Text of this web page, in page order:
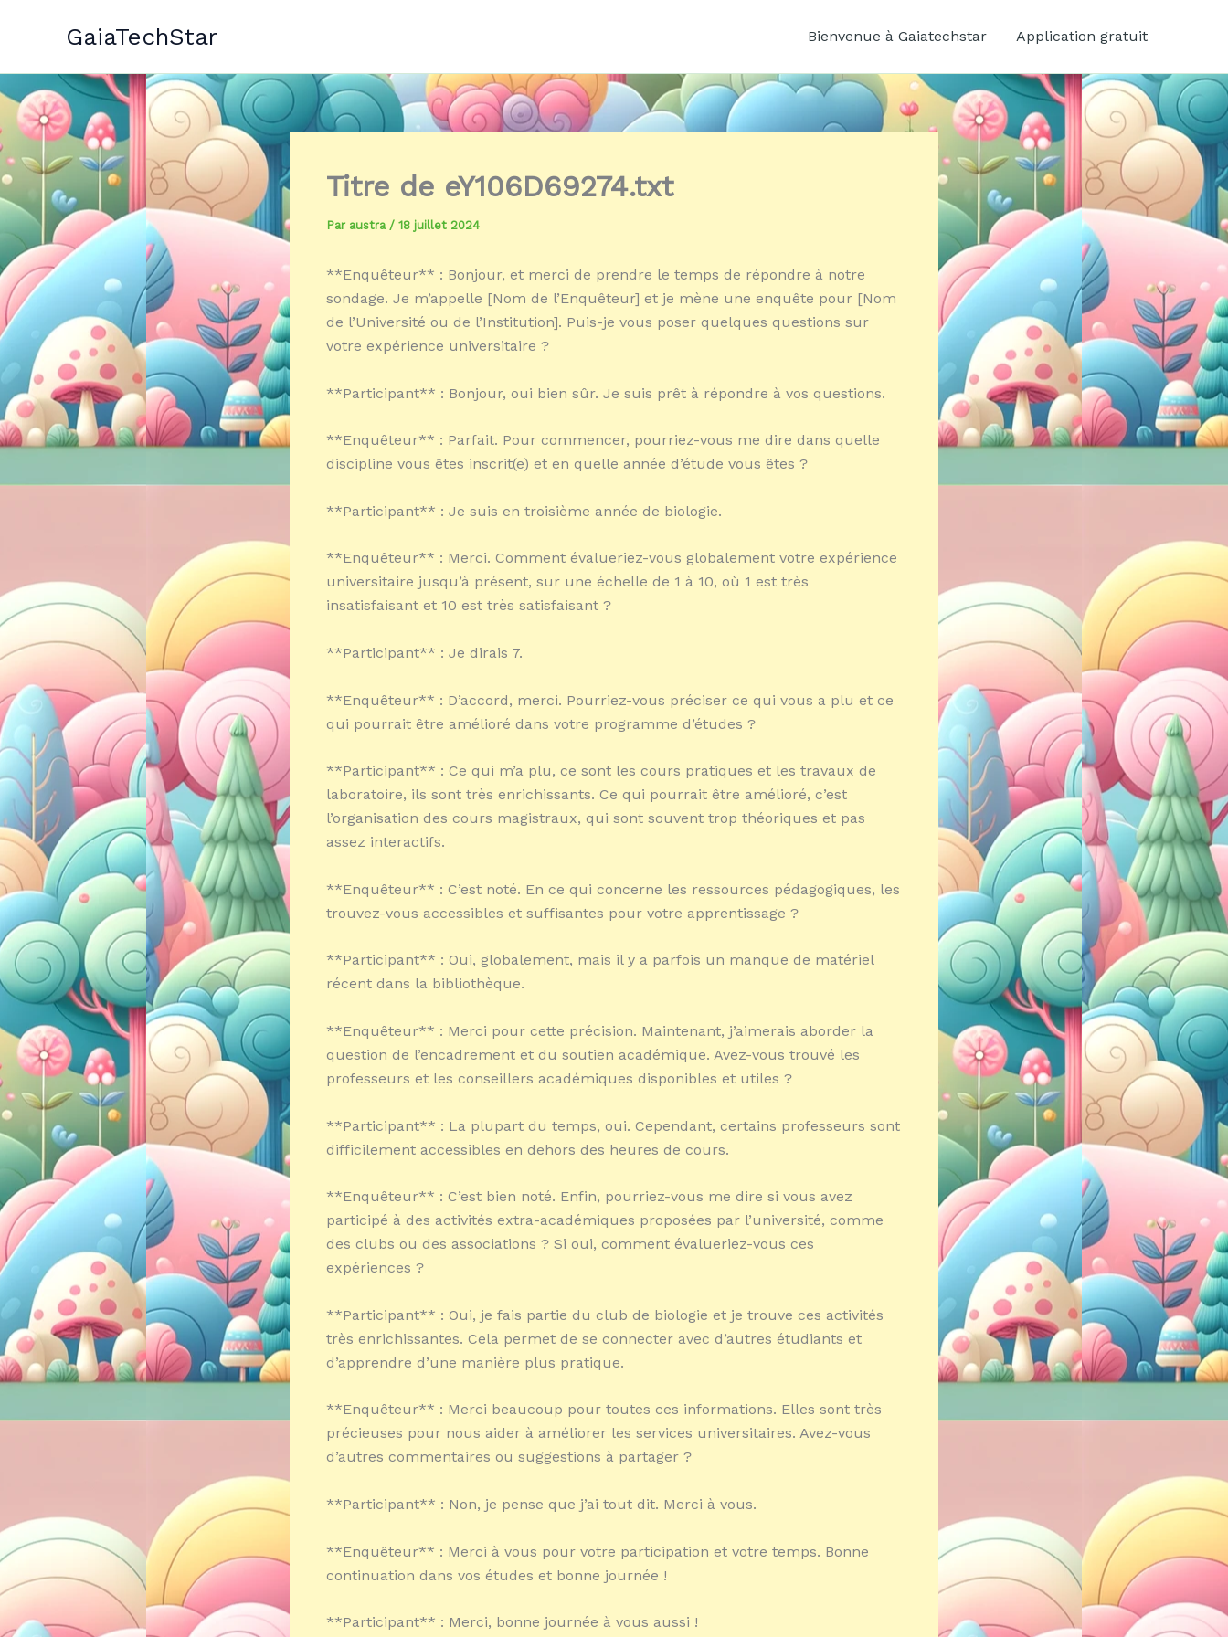
GaiaTechStar Bienvenue à Gaiatechstar Application gratuit
Titre de eY106D69274.txt
Par austra / 18 juillet 2024
**Enquêteur** : Bonjour, et merci de prendre le temps de répondre à notre
sondage. Je m’appelle [Nom de l’Enquêteur] et je mène une enquête pour [Nom
de l’Université ou de l’Institution]. Puis-je vous poser quelques questions sur
votre expérience universitaire ?
**Participant** : Bonjour, oui bien sûr. Je suis prêt à répondre à vos questions.
**Enquêteur** : Parfait. Pour commencer, pourriez-vous me dire dans quelle
discipline vous êtes inscrit(e) et en quelle année d’étude vous êtes ?
**Participant** : Je suis en troisième année de biologie.
**Enquêteur** : Merci. Comment évalueriez-vous globalement votre expérience
universitaire jusqu’à présent, sur une échelle de 1 à 10, où 1 est très
insatisfaisant et 10 est très satisfaisant ?
**Participant** : Je dirais 7.
**Enquêteur** : D’accord, merci. Pourriez-vous préciser ce qui vous a plu et ce
qui pourrait être amélioré dans votre programme d’études ?
**Participant** : Ce qui m’a plu, ce sont les cours pratiques et les travaux de
laboratoire, ils sont très enrichissants. Ce qui pourrait être amélioré, c’est
l’organisation des cours magistraux, qui sont souvent trop théoriques et pas
assez interactifs.
**Enquêteur** : C’est noté. En ce qui concerne les ressources pédagogiques, les
trouvez-vous accessibles et suffisantes pour votre apprentissage ?
**Participant** : Oui, globalement, mais il y a parfois un manque de matériel
récent dans la bibliothèque.
**Enquêteur** : Merci pour cette précision. Maintenant, j’aimerais aborder la
question de l’encadrement et du soutien académique. Avez-vous trouvé les
professeurs et les conseillers académiques disponibles et utiles ?
**Participant** : La plupart du temps, oui. Cependant, certains professeurs sont
difficilement accessibles en dehors des heures de cours.
**Enquêteur** : C’est bien noté. Enfin, pourriez-vous me dire si vous avez
participé à des activités extra-académiques proposées par l’université, comme
des clubs ou des associations ? Si oui, comment évalueriez-vous ces
expériences ?
**Participant** : Oui, je fais partie du club de biologie et je trouve ces activités
très enrichissantes. Cela permet de se connecter avec d’autres étudiants et
d’apprendre d’une manière plus pratique.
**Enquêteur** : Merci beaucoup pour toutes ces informations. Elles sont très
précieuses pour nous aider à améliorer les services universitaires. Avez-vous
d’autres commentaires ou suggestions à partager ?
**Participant** : Non, je pense que j’ai tout dit. Merci à vous.
**Enquêteur** : Merci à vous pour votre participation et votre temps. Bonne
continuation dans vos études et bonne journée !
**Participant** : Merci, bonne journée à vous aussi !